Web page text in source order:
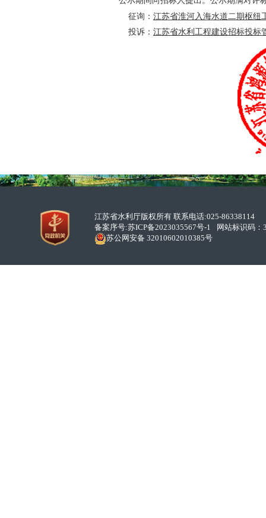
征询： 江苏省淮河入海水道二期枢纽
投诉： 江苏省水利工程建设招标投标
江苏省水利厅版权所有 联系电话:025-86338114
备案序号:苏ICP备2023035567号-1
网站标识码：
苏公网安备 32010602010385号